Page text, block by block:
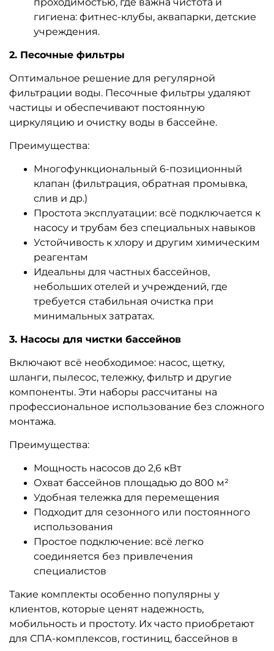
гигиена: фитнес-клубы, аквапарки, детские
учреждения.
2. Песочные фильтры
Оптимальное решение для регулярной
фильтрации воды. Песочные фильтры удаляют
частицы и обеспечивают постоянную
циркуляцию и очистку воды в бассейне.
Преимущества:
Многофункциональный 6-позиционный
клапан (фильтрация, обратная промывка,
слив и др.)
Простота эксплуатации: всё подключается к
насосу и трубам без специальных навыков
Устойчивость к хлору и другим химическим
реагентам
Идеальны для частных бассейнов,
небольших отелей и учреждений, где
требуется стабильная очистка при
минимальных затратах.
3. Насосы для чистки бассейнов
Включают всё необходимое: насос, щетку,
шланги, пылесос, тележку, фильтр и другие
компоненты. Эти наборы рассчитаны на
профессиональное использование без сложного
монтажа.
Преимущества:
Мощность насосов до 2,6 кВт
Охват бассейнов площадью до 800 м²
Удобная тележка для перемещения
Подходит для сезонного или постоянного
использования
Простое подключение: всё легко
соединяется без привлечения
специалистов
Такие комплекты особенно популярны у
клиентов, которые ценят надежность,
мобильность и простоту. Их часто приобретают
для СПА-комплексов, гостиниц, бассейнов в